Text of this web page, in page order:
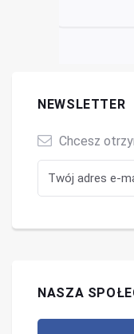
NEWSLETTER
Chcesz
NASZA